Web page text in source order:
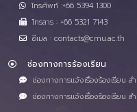
โทรศัพท์ :+66 5394 1300
โทรสาร : +66 5321 7143
อีเมล : contacts@cmu.ac.th
ช่องทางการร้องเรียน
ช่องทางการแจ้งเรื่องร้องเรียน
ช่องทางการแจ้งเรื่องร้องเรียน